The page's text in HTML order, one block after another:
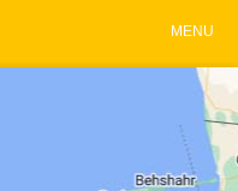
MENU